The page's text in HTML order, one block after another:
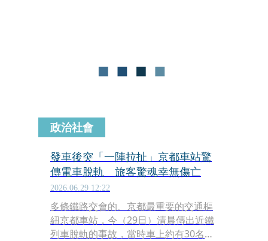
政治社會
發車後突「一陣拉扯」京都車站驚
傳電車脫軌 旅客驚魂幸無傷亡
2026.06.29 12:22
多條鐵路交會的、京都最重要的交通樞
紐京都車站，今（29日）清晨傳出近鐵
列車脫軌的事故，當時車上約有30名旅